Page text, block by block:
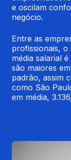
e oscilam
negócio.
Entre as
profissionais,
média salarial
são maiores
padrão, assim
como São
em média,